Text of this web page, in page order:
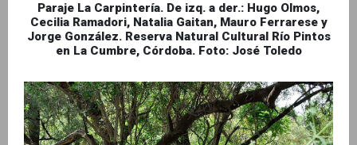
Paraje La Carpintería. De izq. a der.: Hugo Olmos,
Cecilia Ramadori, Natalia Gaitan, Mauro Ferrarese y
Jorge González. Reserva Natural Cultural Río Pintos
en La Cumbre, Córdoba. Foto: José Toledo